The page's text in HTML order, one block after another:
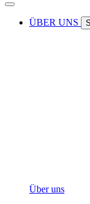
ÜBER UNS
Über uns